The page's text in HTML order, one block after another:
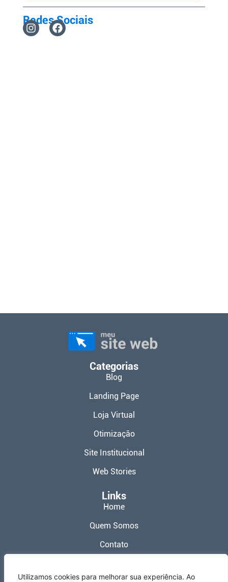
Utilizamos cookies para melhorar sua experiência. Ao
Redes Sociais
Categorias
Blog
Landing Page
Loja Virtual
Otimização
Site Institucional
Web Stories
Links
Home
Quem Somos
Contato